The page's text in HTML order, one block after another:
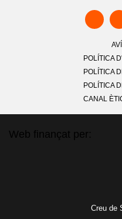
POLÍTICA
POLÍTICA
POLÍTICA
CANAL
Web finançat per:
Creu de